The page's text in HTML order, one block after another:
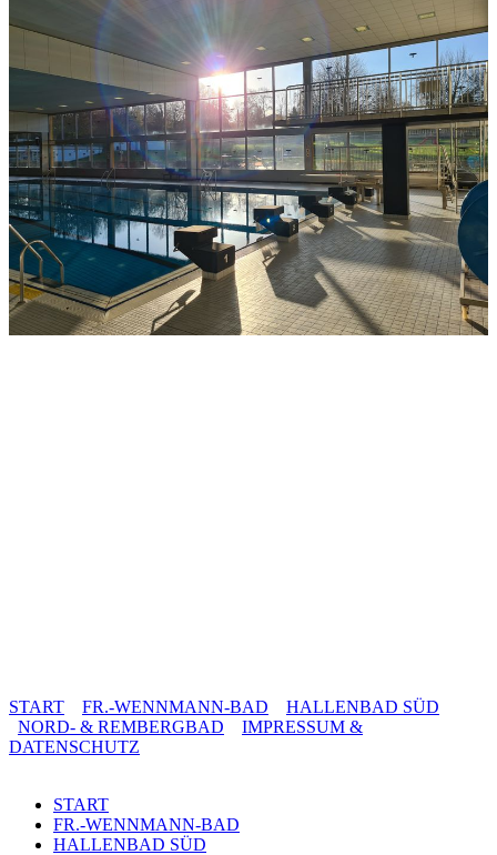
START FR.-WENNMANN-BAD
HALLENBAD SÜD
NORD- & REMBERGBAD
IMPRESSUM &
DATENSCHUTZ
START
FR.-WENNMANN-BAD
HALLENBAD SÜD